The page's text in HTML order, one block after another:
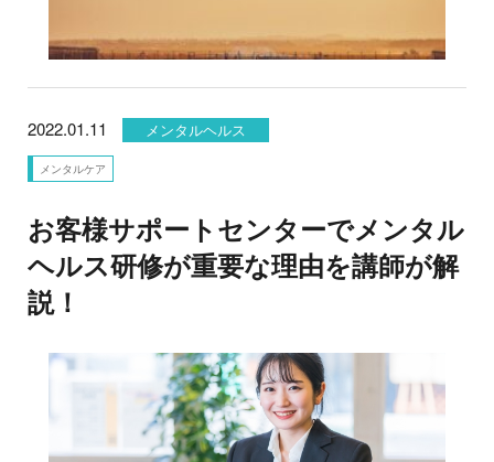
2022.01.11 メンタルヘルス
メンタルケア
お客様サポートセンターでメンタル
ヘルス研修が重要な理由を講師が解
説！